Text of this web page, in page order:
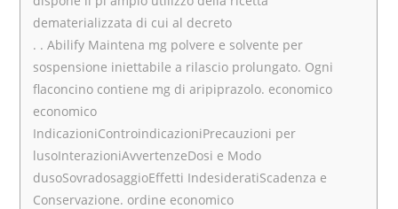
dematerializzata di cui al decreto
. . Abilify Maintena mg polvere e solvente per
sospensione iniettabile a rilascio prolungato. Ogni
flaconcino contiene mg di aripiprazolo. economico
economico
IndicazioniControindicazioniPrecauzioni per
lusoInterazioniAvvertenzeDosi e Modo
dusoSovradosaggioEffetti IndesideratiScadenza e
Conservazione. ordine economico